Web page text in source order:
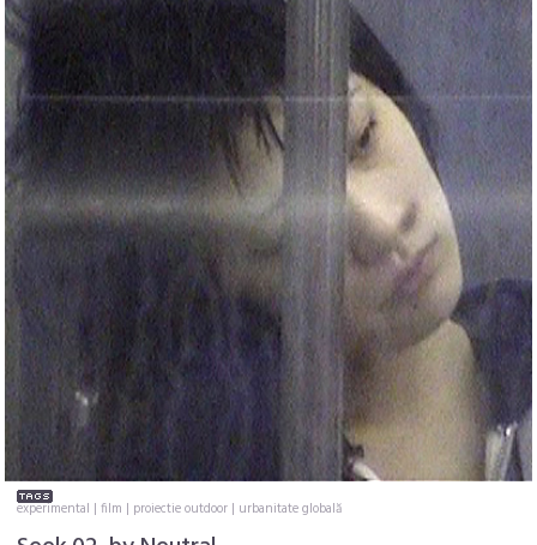
experimental |film | proiectie outdoor | urbanitate globală